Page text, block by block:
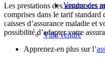
Vendre des
Villavendre
Les prestations des assurances
comprises dans le tarif standard
caisses d’assurance maladie et
possibilité d’adapter votre
Apprenez-en plus sur l’